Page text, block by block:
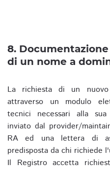
8.
di un nome a
La richiesta di un
attraverso un modulo
tecnici necessari alla
inviato dal provider/
RA ed una lettera di
predisposta da chi richiede
Il Registro accetta